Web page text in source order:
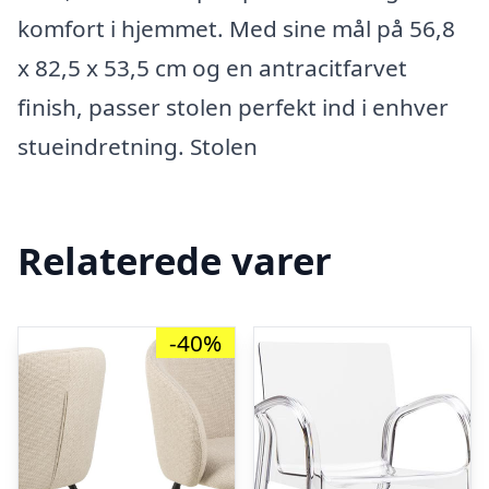
komfort i hjemmet. Med sine mål på 56,8
x 82,5 x 53,5 cm og en antracitfarvet
finish, passer stolen perfekt ind i enhver
stueindretning. Stolen
Relaterede varer
-40%